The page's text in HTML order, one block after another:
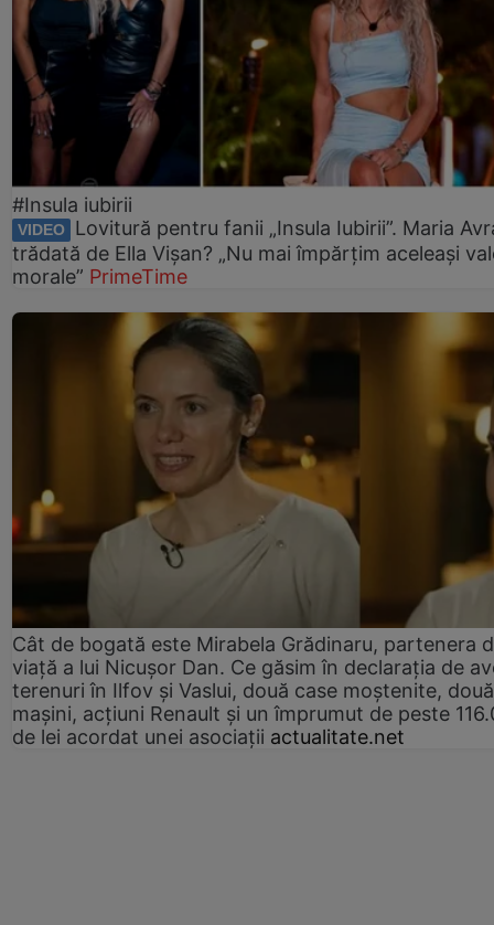
#Insula iubirii
VIDEO
Lovitură pentru fanii „Insula Iubirii”. Maria
trădată de Ella Vișan? „Nu mai împărțim aceleași
morale” PrimeTime
Cât de bogată este Mirabela Grădinaru, partenera
viață a lui Nicușor Dan. Ce găsim în declarația de
terenuri în Ilfov și Vaslui, două case moștenite, două
mașini, acțiuni Renault și un împrumut de peste
de lei acordat unei asociații actualitate.net